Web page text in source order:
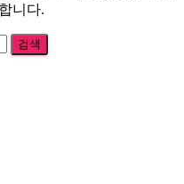
니다.